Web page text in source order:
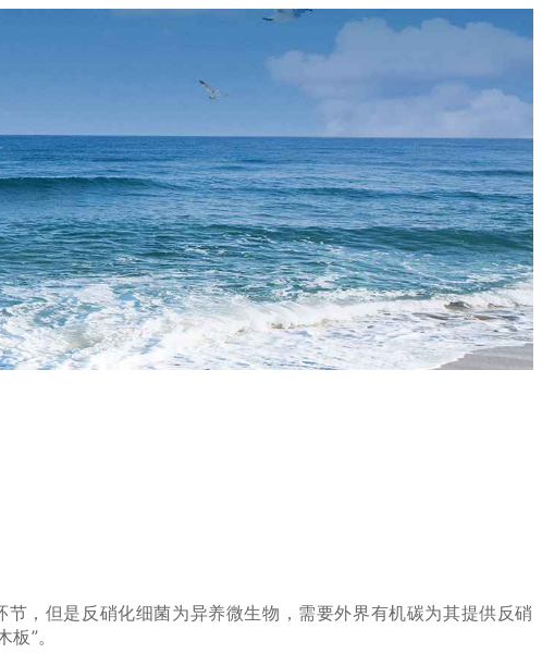
，但是反硝化细菌为异养微生物，需要外界有机碳为其提供反硝
”。